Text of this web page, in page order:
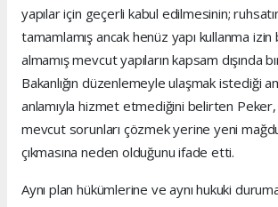
yapılar için geçerli kabul edilmesinin;
tamamlamış ancak henüz yapı kullanma
almamış mevcut yapıların kapsam dışında
Bakanlığın düzenlemeyle ulaşmak istediği
anlamıyla hizmet etmediğini belirten Peker,
mevcut sorunları çözmek yerine yeni
çıkmasına neden olduğunu ifade etti.
Aynı plan hükümlerine ve aynı hukuki